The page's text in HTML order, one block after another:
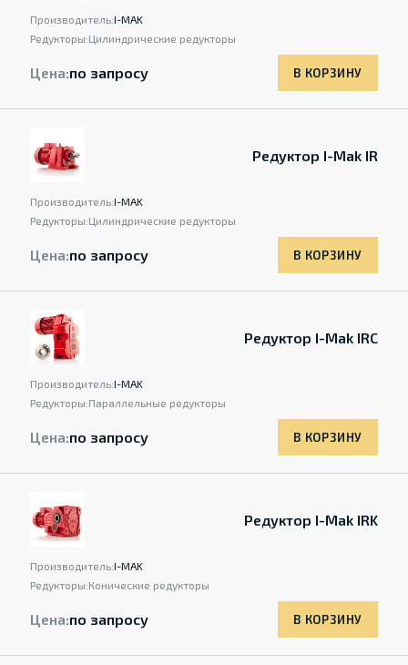
Производитель:I-MAK
Редукторы:Цилиндрические редукторы
Цена:по запросу В КОРЗИНУ
Редуктор I-Mak IR
Производитель:I-MAK
Редукторы:Цилиндрические редукторы
Цена:по запросу В КОРЗИНУ
Редуктор I-Mak IRC
Производитель:I-MAK
Редукторы:Параллельные редукторы
Цена:по запросу В КОРЗИНУ
Редуктор I-Mak IRK
Производитель:I-MAK
Редукторы:Конические редукторы
Цена:по запросу В КОРЗИНУ